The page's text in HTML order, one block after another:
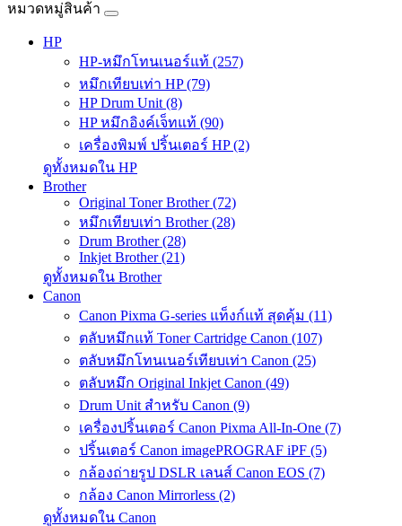
หมวดหมู่สินค้า
HP
HP-หมึกโทนเนอร์แท้ (257)
หมึกเทียบเท่า HP (79)
HP Drum Unit (8)
HP หมึกอิงค์เจ็ทแท้ (90)
เครื่องพิมพ์ ปริ้นเตอร์ HP (2)
ดูทั้งหมดใน HP
Brother
Original Toner Brother (72)
หมึกเทียบเท่า Brother (28)
Drum Brother (28)
Inkjet Brother (21)
ดูทั้งหมดใน Brother
Canon
Canon Pixma G-series แท็งก์แท้ สุดคุ้ม (11)
ตลับหมึกแท้ Toner Cartridge Canon (107)
ตลับหมึกโทนเนอร์เทียบเท่า Canon (25)
ตลับหมึก Original Inkjet Canon (49)
Drum Unit สำหรับ Canon (9)
เครื่องปริ้นเตอร์ Canon Pixma All-In-One (7)
ปริ้นเตอร์ Canon imagePROGRAF iPF (5)
กล้องถ่ายรูป DSLR เลนส์ Canon EOS (7)
กล้อง Canon Mirrorless (2)
ดูทั้งหมดใน Canon